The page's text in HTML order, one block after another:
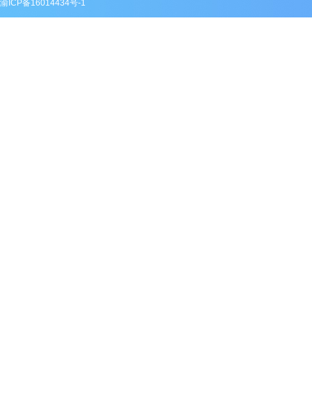
渝ICP备16014434号-1